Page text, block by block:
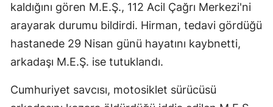
kaldığını gören M.E.Ş., 112 Acil Çağrı Merkezi'ni
arayarak durumu bildirdi. Hirman, tedavi gördüğü
hastanede 29 Nisan günü hayatını kaybnetti,
arkadaşı M.E.Ş. ise tutuklandı.
Cumhuriyet savcısı, motosiklet sürücüsü